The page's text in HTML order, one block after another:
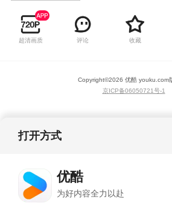
运多舛，他的未婚妻因
竟狠心捏碎了他的龙珠
无尽的绝望之中。但
超清画质 评论 收藏
Copyright©2026 优酷 youku.com
京ICP备06050721号-1
打开方式
优酷
为好内容全力以赴